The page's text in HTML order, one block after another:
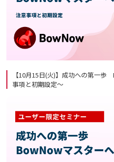
【10月15日(火)】成功への第一
事項と初期設定～